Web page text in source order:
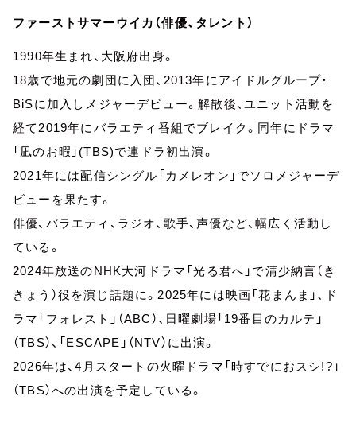
ファーストサマーウイカ（俳優、タレント）
1990年生まれ、大阪府出身。
18歳で地元の劇団に入団、2013年にアイドルグループ・
BiSに加入しメジャーデビュー。解散後、ユニット活動を
経て2019年にバラエティ番組でブレイク。同年にドラマ
「凪のお暇」(TBS)で連ドラ初出演。
2021年には配信シングル「カメレオン」でソロメジャーデ
ビューを果たす。
俳優、バラエティ、ラジオ、歌手、声優など、幅広く活動し
ている。
2024年放送のNHK大河ドラマ「光る君へ」で清少納言（き
きょう）役を演じ話題に。2025年には映画「花まんま」、ド
ラマ「フォレスト」（ABC）、日曜劇場「19番目のカルテ」
（TBS）、「ESCAPE」（NTV）に出演。
2026年は、4月スタートの火曜ドラマ「時すでにおスシ!?」
（TBS）への出演を予定している。